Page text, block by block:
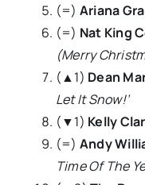
(=) Ariana
(=) Nat King
(Merry
(▲1) Dean
Let It Snow!’
(▼1) Kelly
(=) Andy
Time Of The